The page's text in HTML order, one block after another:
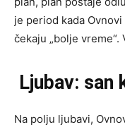
je period kada
čekaju „bolje vreme“.
Ljubav: san
Na polju ljubavi,